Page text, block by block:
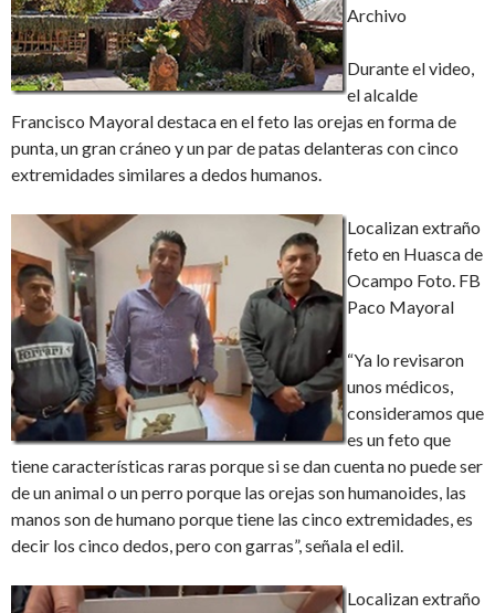
Archivo
Durante el video,
el alcalde
Francisco Mayoral destaca en el feto las orejas en forma de
punta, un gran cráneo y un par de patas delanteras con cinco
extremidades similares a dedos humanos.
Localizan extraño
feto en Huasca de
Ocampo Foto. FB
Paco Mayoral
“Ya lo revisaron
unos médicos,
consideramos que
es un feto que
tiene características raras porque si se dan cuenta no puede ser
de un animal o un perro porque las orejas son humanoides, las
manos son de humano porque tiene las cinco extremidades, es
decir los cinco dedos, pero con garras”, señala el edil.
Localizan extraño